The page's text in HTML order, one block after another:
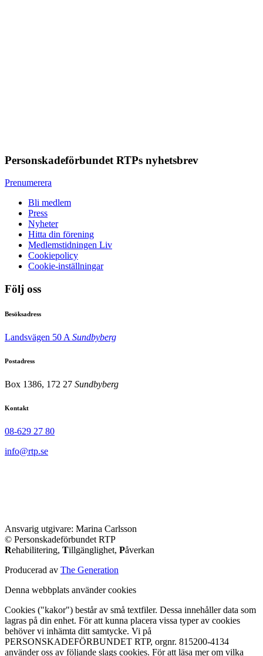
Personskadeförbundet RTPs nyhetsbrev
Prenumerera
Bli medlem
Press
Nyheter
Hitta din förening
Medlemstidningen Liv
Cookiepolicy
Cookie-inställningar
Följ oss
Besöksadress
Landsvägen 50 A Sundbyberg
Postadress
Box 1386, 172 27 Sundbyberg
Kontakt
08-629 27 80
info@rtp.se
Ansvarig utgivare: Marina Carlsson
© Personskadeförbundet RTP
Rehabilitering, Tillgänglighet, Påverkan
Producerad av The Generation
Denna webbplats använder cookies
Cookies ("kakor") består av små textfiler. Dessa innehåller data som
lagras på din enhet. För att kunna placera vissa typer av cookies
behöver vi inhämta ditt samtycke. Vi på
PERSONSKADEFÖRBUNDET RTP, orgnr. 815200-4134
använder oss av följande slags cookies. För att läsa mer om vilka